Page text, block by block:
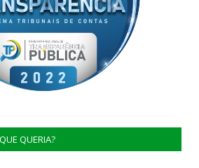
QUERIA?